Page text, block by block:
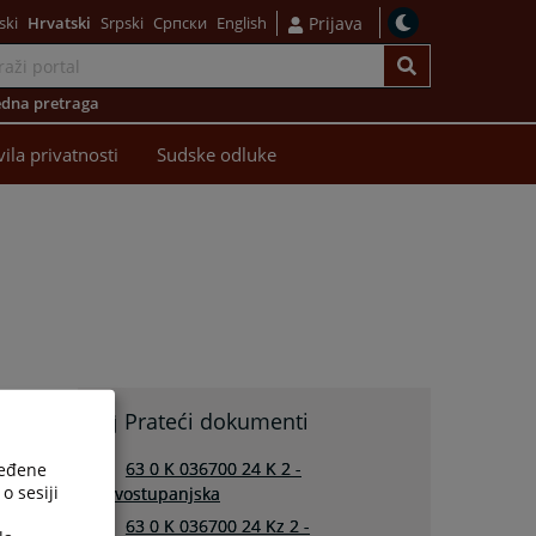
Hrvatski Srpski Српски English Prijava
pretraga
privatnosti Sudske odluke
Prateći dokumenti
63 0 K 036700 24 K 2 -
prvostupanjska
63 0 K 036700 24 Kz 2 -
sesiji